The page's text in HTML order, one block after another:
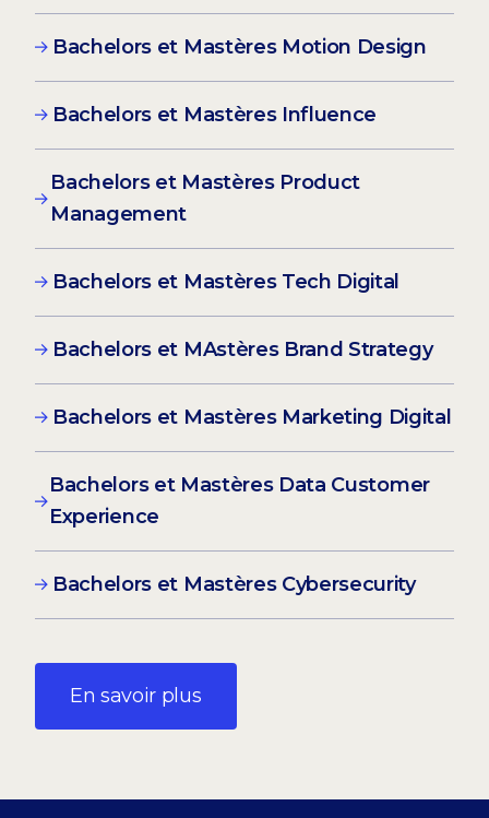
Bachelors et Mastères Motion Design
Bachelors et Mastères Influence
Bachelors et Mastères Product
Management
Bachelors et Mastères Tech Digital
Bachelors et MAstères Brand Strategy
Bachelors et Mastères Marketing Digital
Bachelors et Mastères Data Customer
Experience
Bachelors et Mastères Cybersecurity
En savoir plus